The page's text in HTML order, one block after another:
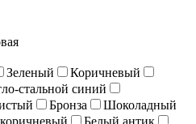
Зеленый
Коричневый
стальной синий
Бронза
Шоколадный
Белый антик